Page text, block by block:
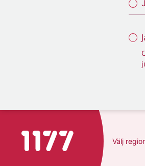
Till startsidan för 1177 Välj